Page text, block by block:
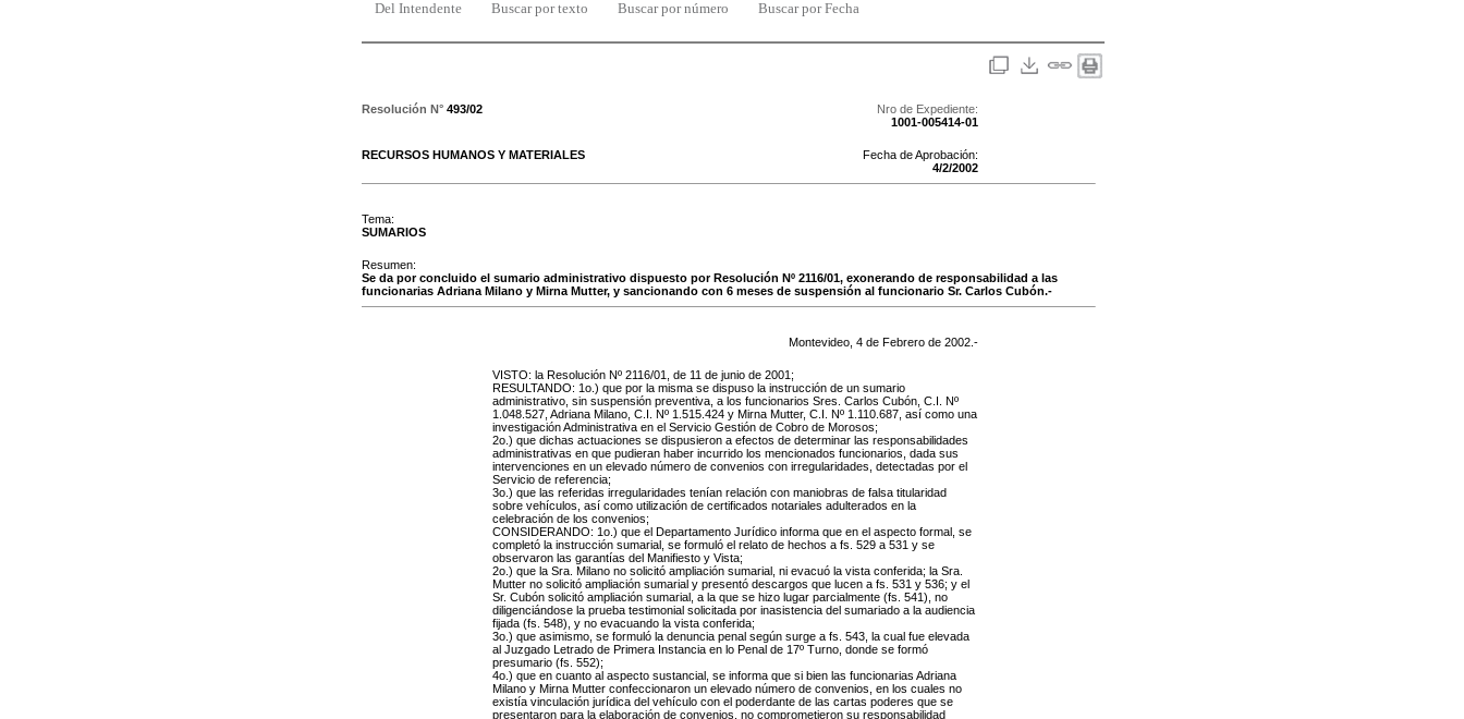
Del Intendente Buscar por texto Buscar por número Buscar por Fecha
Resolución N° 493/02
Nro de Expediente:
1001-005414-01
RECURSOS HUMANOS Y MATERIALES
Fecha de Aprobación:
4/2/2002
Tema:
SUMARIOS
Resumen:
Se da por concluido el sumario administrativo dispuesto por Resolución Nº 2116/01, exonerando de responsabilidad a las
funcionarias Adriana Milano y Mirna Mutter, y sancionando con 6 meses de suspensión al funcionario Sr. Carlos Cubón.-
Montevideo, 4 de Febrero de 2002 .-
VISTO: la Resolución Nº 2116/01, de 11 de junio de 2001;
RESULTANDO: 1o.) que por la misma se dispuso la instrucción de un sumario
administrativo, sin suspensión preventiva, a los funcionarios Sres. Carlos Cubón, C.I. Nº
1.048.527, Adriana Milano, C.I. Nº 1.515.424 y Mirna Mutter, C.I. Nº 1.110.687, así como una
investigación Administrativa en el Servicio Gestión de Cobro de Morosos;
2o.) que dichas actuaciones se dispusieron a efectos de determinar las responsabilidades
administrativas en que pudieran haber incurrido los mencionados funcionarios, dada sus
intervenciones en un elevado número de convenios con irregularidades, detectadas por el
Servicio de referencia;
3o.) que las referidas irregularidades tenían relación con maniobras de falsa titularidad
sobre vehículos, así como utilización de certificados notariales adulterados en la
celebración de los convenios;
CONSIDERANDO: 1o.) que el Departamento Jurídico informa que en el aspecto formal, se
completó la instrucción sumarial, se formuló el relato de hechos a fs. 529 a 531 y se
observaron las garantías del Manifiesto y Vista;
2o.) que la Sra. Milano no solicitó ampliación sumarial, ni evacuó la vista conferida; la Sra.
Mutter no solicitó ampliación sumarial y presentó descargos que lucen a fs. 531 y 536; y el
Sr. Cubón solicitó ampliación sumarial, a la que se hizo lugar parcialmente (fs. 541), no
diligenciándose la prueba testimonial solicitada por inasistencia del sumariado a la audiencia
fijada (fs. 548), y no evacuando la vista conferida;
3o.) que asimismo, se formuló la denuncia penal según surge a fs. 543, la cual fue elevada
al Juzgado Letrado de Primera Instancia en lo Penal de 17º Turno, donde se formó
presumario (fs. 552);
4o.) que en cuanto al aspecto sustancial, se informa que si bien las funcionarias Adriana
Milano y Mirna Mutter confeccionaron un elevado número de convenios, en los cuales no
existía vinculación jurídica del vehículo con el poderdante de las cartas poderes que se
presentaron para la elaboración de convenios, no comprometieron su responsabilidad